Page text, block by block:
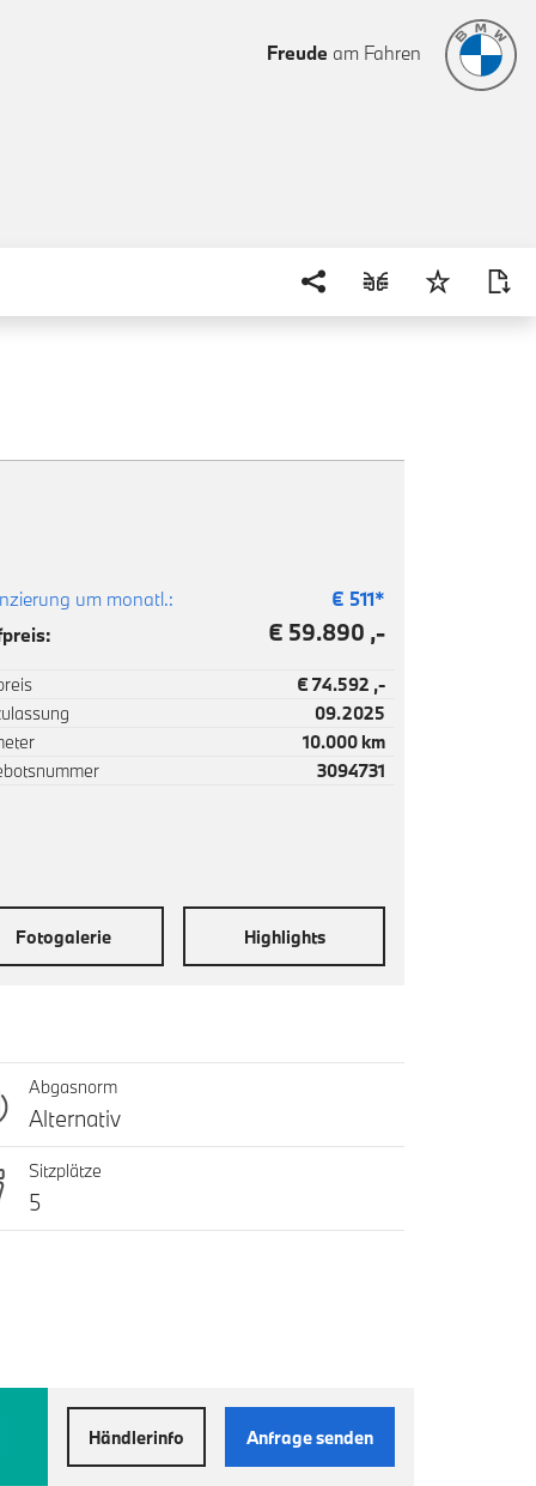
Freude am Fahren
um monatl.: € 511*
€ 59.890 ,-
€ 74.592 ,-
09.2025
10.000 km
3094731
Fotogalerie Highlights
Abgasnorm
Alternativ
Sitzplätze
5
Händlerinfo Anfrage senden